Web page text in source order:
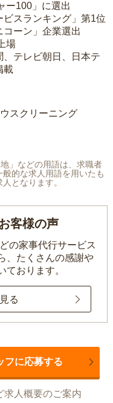
ー100」に選出
スランキング」第1位
ーン」企業選出
場
テレビ朝日、日本テ
載
スクリーニング
」などの用語は、求職者
的な求人用語を用いたも
となります。
客様の声
の家事代行サービス
、 たくさんの感謝や
ております。
る
フに応募する
求人概要のご案内